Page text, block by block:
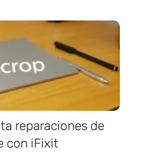
reparaciones de
con iFixit